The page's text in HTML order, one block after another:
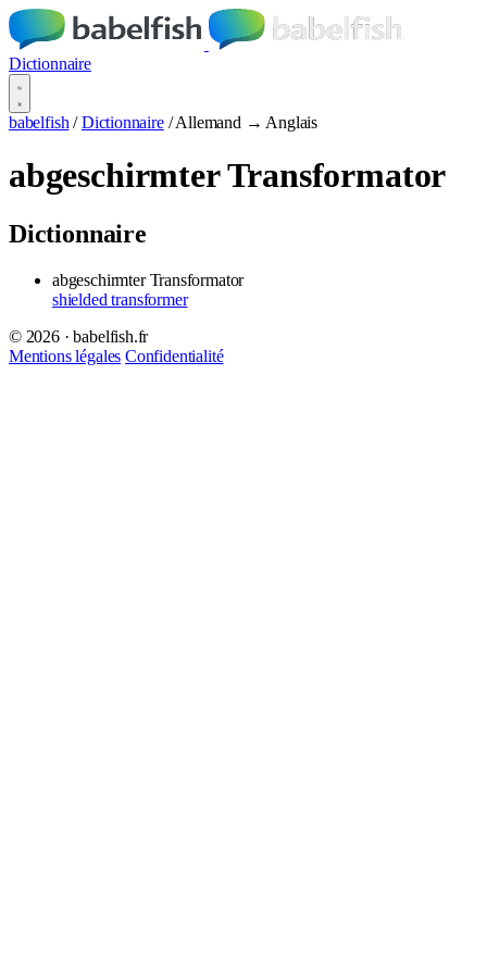
Dictionnaire
babelfish / Dictionnaire / Allemand → Anglais
abgeschirmter Transformator
Dictionnaire
abgeschirmter Transformator
shielded transformer
© 2026 · babelfish.fr
Mentions légales Confidentialité